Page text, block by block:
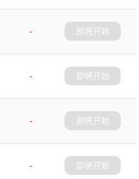
-
即将开始
-
即将开始
-
即将开始
-
即将开始